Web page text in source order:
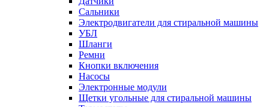
Сальники
Электродвигатели для стиральной машины
УБЛ
Шланги
Ремни
Кнопки включения
Насосы
Электронные модули
Щетки угольные для стиральной машины